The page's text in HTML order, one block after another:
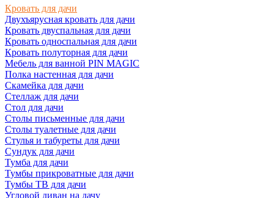
Кровать для дачи
Двухъярусная кровать для дачи
Кровать двуспальная для дачи
Кровать односпальная для дачи
Кровать полуторная для дачи
Мебель для ванной PIN MAGIC
Полка настенная для дачи
Скамейка для дачи
Стеллаж для дачи
Стол для дачи
Столы письменные для дачи
Столы туалетные для дачи
Стулья и табуреты для дачи
Сундук для дачи
Тумба для дачи
Тумбы прикроватные для дачи
Тумбы ТВ для дачи
Угловой диван на дачу